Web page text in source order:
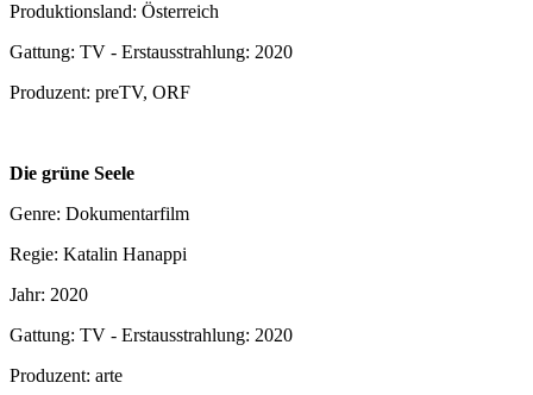
Produktionsland: Österreich
Gattung: TV - Erstausstrahlung: 2020
Produzent: preTV, ORF
Die grüne Seele
Genre: Dokumentarfilm
Regie: Katalin Hanappi
Jahr: 2020
Gattung: TV - Erstausstrahlung: 2020
Produzent: arte